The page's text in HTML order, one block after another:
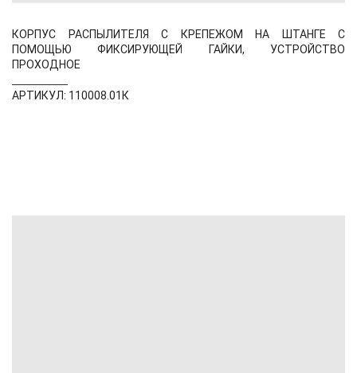
КОРПУС РАСПЫЛИТЕЛЯ С КРЕПЕЖОМ НА ШТАНГЕ С
ПОМОЩЬЮ ФИКСИРУЮЩЕЙ ГАЙКИ, УСТРОЙСТВО
ПРОХОДНОЕ
АРТИКУЛ: 110008.01К